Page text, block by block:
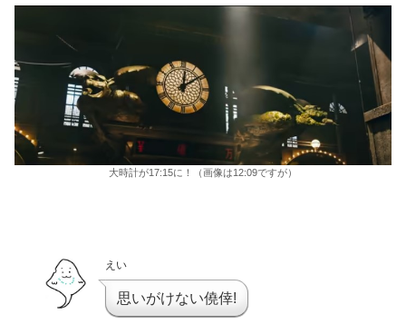
大時計が17:15に！（画像は12:09ですが）
えい
思いがけない僥倖!